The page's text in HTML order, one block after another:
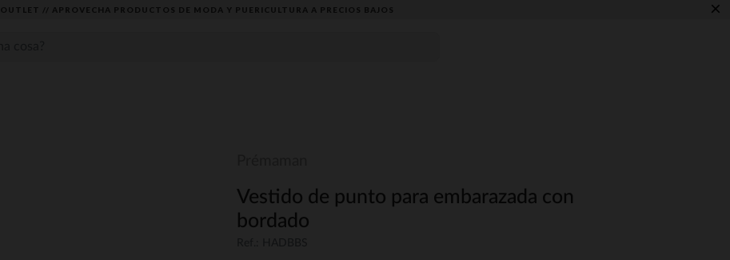
OUTLET // APROVECHA PRODUCTOS DE MODA Y PUERICULTURA A PRECIOS BAJOS ×
Vestido de punto para embarazada con
bordado